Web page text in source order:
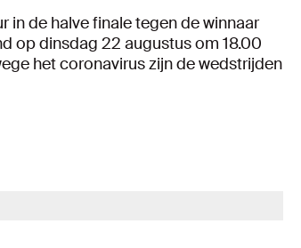
in de halve finale tegen de winnaar
op dinsdag 22 augustus om 18.00
het coronavirus zijn de wedstrijden